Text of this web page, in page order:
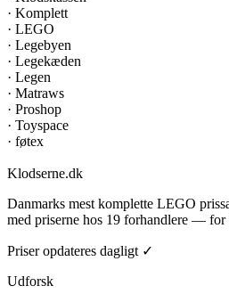
· Komplett
· LEGO
· Legebyen
· Legekæden
· Legen
· Matraws
· Proshop
· Toyspace
· føtex
Klodserne.dk
Danmarks mest komplette LEGO
med priserne hos 19 forhandlere — for
Priser opdateres dagligt ✓
Udforsk